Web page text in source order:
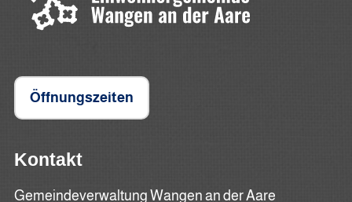
Öffnungszeiten
Kontakt
Gemeindeverwaltung Wangen an der Aare